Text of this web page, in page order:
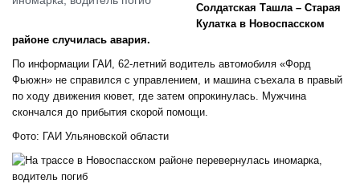
Солдатская Ташла – Старая
Кулатка в Новоспасском
районе случилась авария.
По информации ГАИ, 62-летний водитель автомобиля «Форд
Фьюжн» не справился с управлением, и машина съехала в правый
по ходу движения кювет, где затем опрокинулась. Мужчина
скончался до прибытия скорой помощи.
Фото: ГАИ Ульяновской области